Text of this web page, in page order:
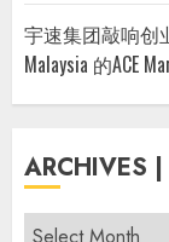
宇速集团敲响创
Malaysia 的ACE
ARCHIVES
Archives